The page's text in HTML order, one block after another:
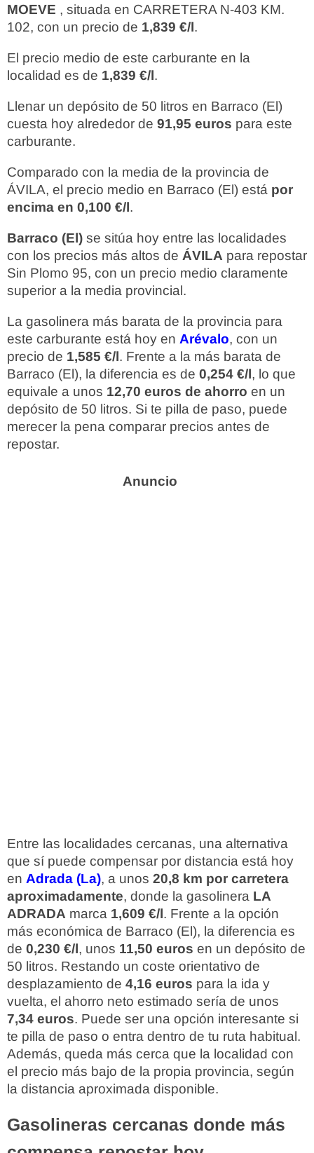
MOEVE , situada en CARRETERA N-403 KM.
102, con un precio de 1,839 €/l.
El precio medio de este carburante en la
localidad es de 1,839 €/l.
Llenar un depósito de 50 litros en Barraco (El)
cuesta hoy alrededor de 91,95 euros para este
carburante.
Comparado con la media de la provincia de
ÁVILA, el precio medio en Barraco (El) está por
encima en 0,100 €/l.
Barraco (El) se sitúa hoy entre las localidades
con los precios más altos de ÁVILA para repostar
Sin Plomo 95, con un precio medio claramente
superior a la media provincial.
La gasolinera más barata de la provincia para
este carburante está hoy en Arévalo, con un
precio de 1,585 €/l. Frente a la más barata de
Barraco (El), la diferencia es de 0,254 €/l, lo que
equivale a unos 12,70 euros de ahorro en un
depósito de 50 litros. Si te pilla de paso, puede
merecer la pena comparar precios antes de
repostar.
Entre las localidades cercanas, una alternativa
que sí puede compensar por distancia está hoy
en Adrada (La), a unos 20,8 km por carretera
aproximadamente, donde la gasolinera LA
ADRADA marca 1,609 €/l. Frente a la opción
más económica de Barraco (El), la diferencia es
de 0,230 €/l, unos 11,50 euros en un depósito de
50 litros. Restando un coste orientativo de
desplazamiento de 4,16 euros para la ida y
vuelta, el ahorro neto estimado sería de unos
7,34 euros. Puede ser una opción interesante si
te pilla de paso o entra dentro de tu ruta habitual.
Además, queda más cerca que la localidad con
el precio más bajo de la propia provincia, según
la distancia aproximada disponible.
Gasolineras cercanas donde más